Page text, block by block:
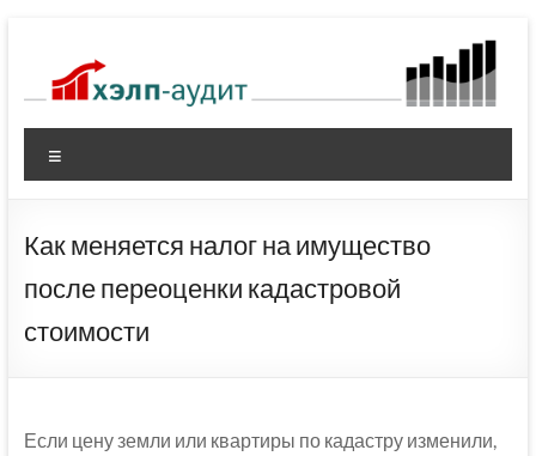
содержимому
Как меняется налог на имущество
после переоценки кадастровой
стоимости
Если цену земли или квартиры по кадастру изменили,